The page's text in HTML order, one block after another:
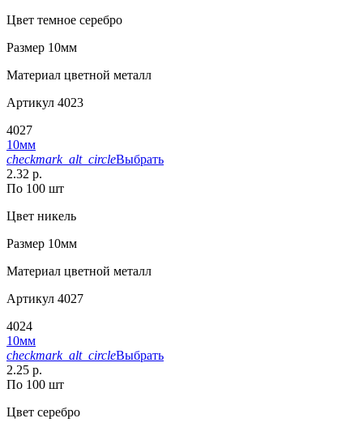
Цвет темное серебро
Размер 10мм
Материал цветной металл
Артикул 4023
4027
10мм
checkmark_alt_circleВыбрать
2.32 р.
По 100 шт
Цвет никель
Размер 10мм
Материал цветной металл
Артикул 4027
4024
10мм
checkmark_alt_circleВыбрать
2.25 р.
По 100 шт
Цвет серебро